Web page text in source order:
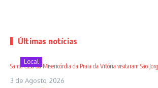
Últimas notícias
Local
Santa Casa da Misericórdia da Praia da Vitória visitaram São
3 de Agosto, 2026